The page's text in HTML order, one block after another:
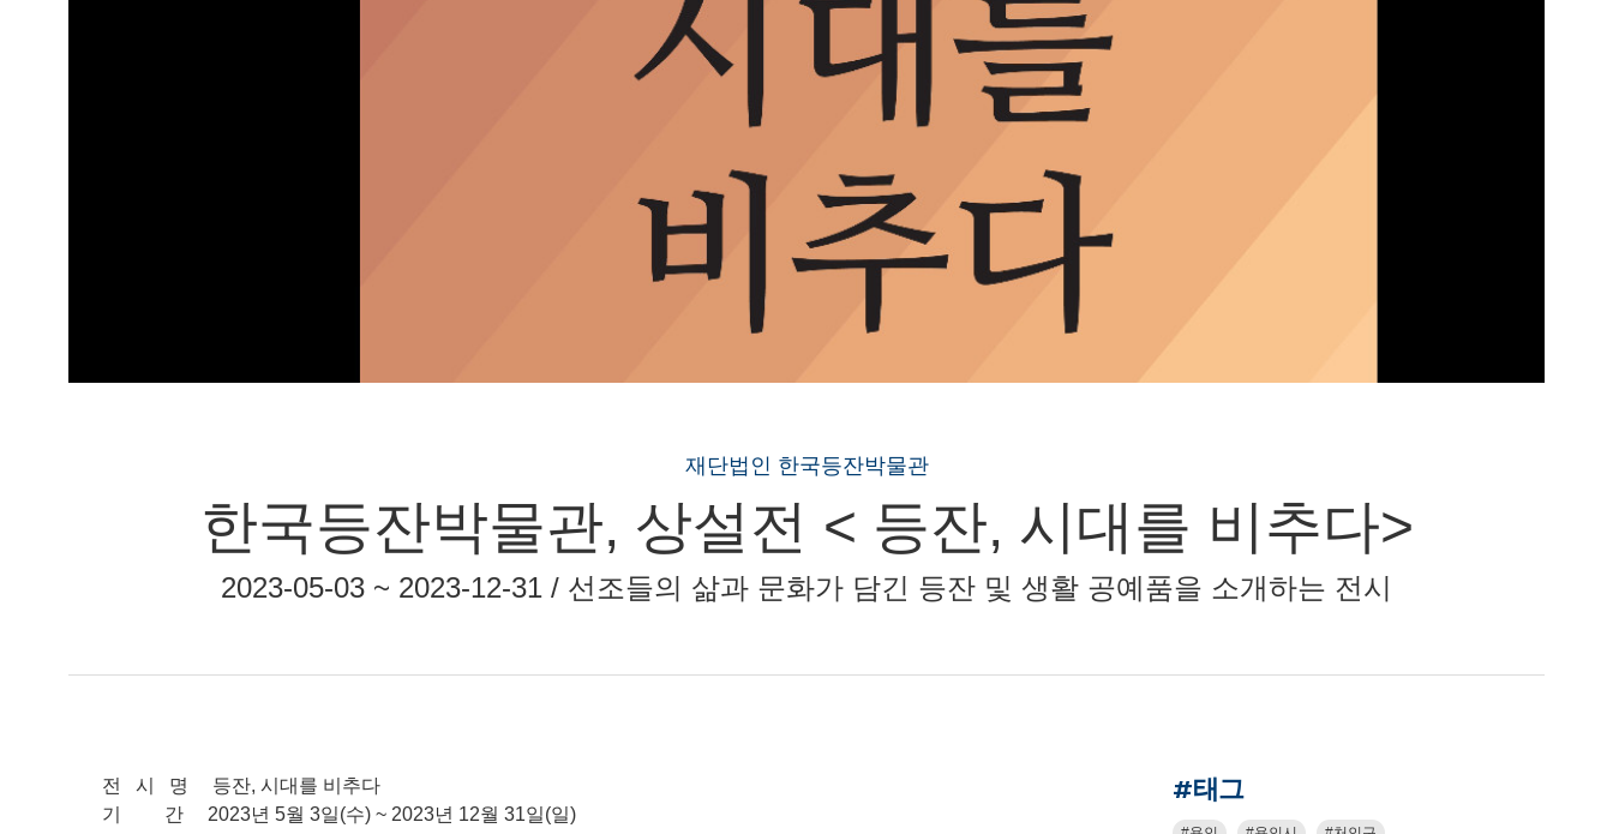
재단법인 한국등잔박물관
한국등잔박물관, 상설전 < 등잔, 시대를 비추다>
2023-05-03 ~ 2023-12-31 / 선조들의 삶과 문화가 담긴 등잔 및 생활 공예품을 소개하는 전시
전 시 명 등잔, 시대를 비추다
기 간 2023년 5월 3일(수) ~ 2023년 12월 31일(일)
#태그